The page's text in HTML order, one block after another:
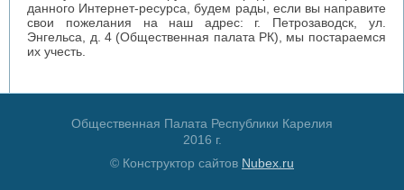
данного Интернет-ресурса, будем рады, если вы направите
свои пожелания на наш адрес: г. Петрозаводск, ул.
Энгельса, д. 4 (Общественная палата РК), мы постараемся
их учесть.
Общественная Палата Республики Карелия
2016 г.
© Конструктор сайтов Nubex.ru